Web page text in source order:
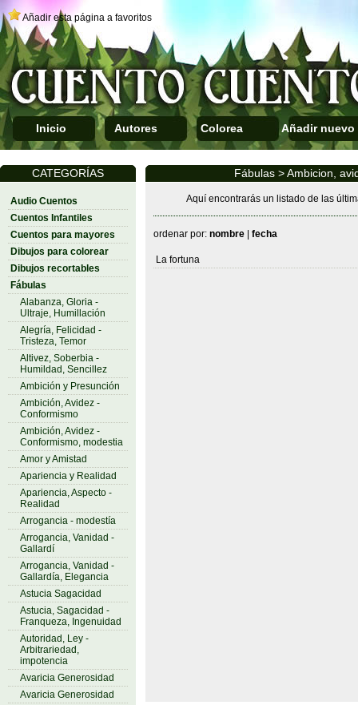
Añadir esta página a favoritos
Inicio Autores Colorea Añadir nuevo
CATEGORÍAS
Audio Cuentos
Cuentos Infantiles
Cuentos para mayores
Dibujos para colorear
Dibujos recortables
Fábulas
Alabanza, Gloria -
Ultraje, Humillación
Alegría, Felicidad -
Tristeza, Temor
Altivez, Soberbia -
Humildad, Sencillez
Ambición y Presunción
Ambición, Avidez -
Conformismo
Ambición, Avidez -
Conformismo, modestia
Amor y Amistad
Apariencia y Realidad
Apariencia, Aspecto -
Realidad
Arrogancia - modestía
Arrogancia, Vanidad -
Gallardí
Arrogancia, Vanidad -
Gallardía, Elegancia
Astucia Sagacidad
Astucia, Sagacidad -
Franqueza, Ingenuidad
Autoridad, Ley -
Arbitrariedad,
impotencia
Avaricia Generosidad
Avaricia Generosidad
Fábulas > Ambicion,
Aquí encontrarás un listado de las
ordenar por: nombre fecha
La fortuna